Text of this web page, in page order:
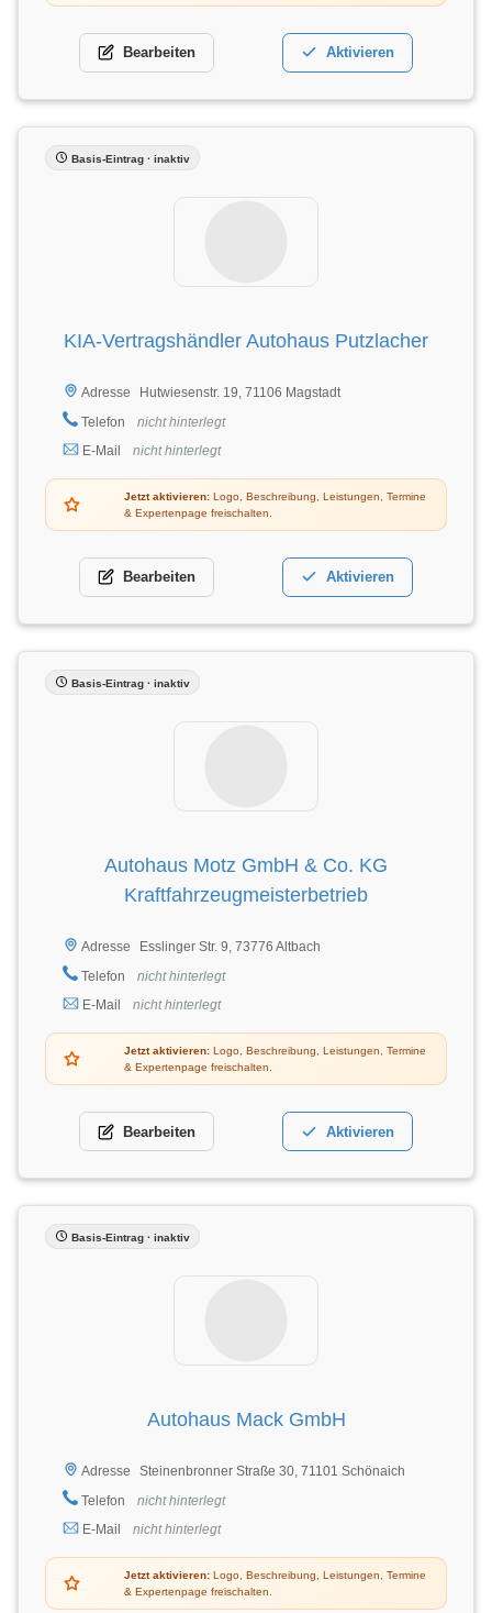
Bearbeiten Aktivieren
Basis-Eintrag · inaktiv
KIA-Vertragshändler Autohaus Putzlacher
Adresse
Hutwiesenstr. 19, 71106 Magstadt
Telefon
nicht hinterlegt
E-Mail
nicht hinterlegt
Jetzt aktivieren: Logo, Beschreibung, Leistungen, Termine
& Expertenpage freischalten.
Bearbeiten Aktivieren
Basis-Eintrag · inaktiv
Autohaus Motz GmbH & Co. KG
Kraftfahrzeugmeisterbetrieb
Adresse
Esslinger Str. 9, 73776 Altbach
Telefon
nicht hinterlegt
E-Mail
nicht hinterlegt
Jetzt aktivieren: Logo, Beschreibung, Leistungen, Termine
& Expertenpage freischalten.
Bearbeiten Aktivieren
Basis-Eintrag · inaktiv
Autohaus Mack GmbH
Adresse
Steinenbronner Straße 30, 71101 Schönaich
Telefon
nicht hinterlegt
E-Mail
nicht hinterlegt
Jetzt aktivieren: Logo, Beschreibung, Leistungen, Termine
& Expertenpage freischalten.